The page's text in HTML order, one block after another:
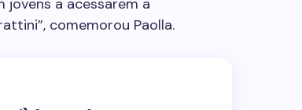
jovens a acessarem a
comemorou Paolla.